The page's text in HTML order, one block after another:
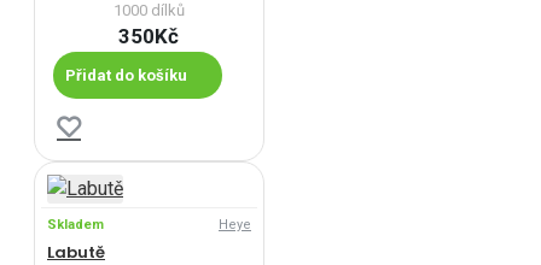
1000 dílků
350Kč
Přidat do košíku
Skladem Heye
Labutě